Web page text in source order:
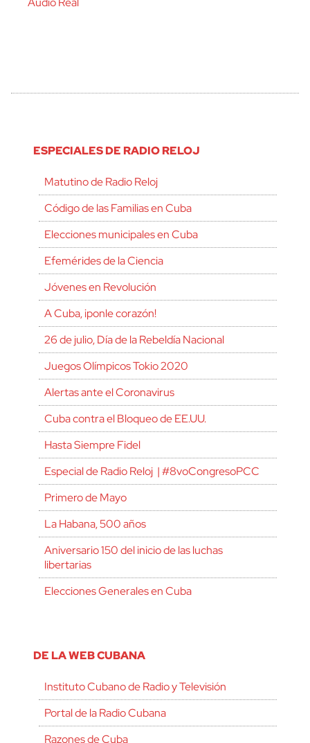
ESPECIALES DE RADIO RELOJ
Matutino de Radio Reloj
Código de las Familias en Cuba
Elecciones municipales en Cuba
Efemérides de la Ciencia
Jóvenes en Revolución
A Cuba, ¡ponle corazón!
26 de julio, Día de la Rebeldía Nacional
Juegos Olímpicos Tokio 2020
Alertas ante el Coronavirus
Cuba contra el Bloqueo de EE.UU.
Hasta Siempre Fidel
Especial de Radio Reloj | #8voCongresoPCC
Primero de Mayo
La Habana, 500 años
Aniversario 150 del inicio de las luchas
libertarias
Elecciones Generales en Cuba
DE LA WEB CUBANA
Instituto Cubano de Radio y Televisión
Portal de la Radio Cubana
Razones de Cuba